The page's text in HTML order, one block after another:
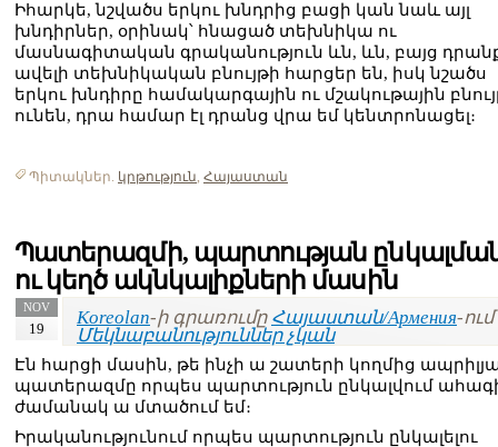
Իհարկե, նշվածս երկու խնդրից բացի կան նաև այլ
խնդիրներ, օրինակ՝ հնացած տեխնիկա ու
մասնագիտական գրականություն ևն, ևն, բայց
ավելի տեխնիկական բնույթի հարցեր են, իսկ նշածս
երկու խնդիրը համակարգային ու մշակութային
ունեն, դրա համար էլ դրանց վրա եմ կենտրոնացել։
Պիտակներ. կրթություն Հայաստան
Պատերազմի, պարտության
ու կեղծ ակնկալիքների մասին
NOV
19
Koreolan-ի գրառումը Հայաստան/Армения-ում
Մեկնաբանություններ չկան
Էն հարցի մասին, թե ինչի ա շատերի կողմից
պատերազմը որպես պարտություն ընկալվում
ժամանակ ա մտածում եմ։
Իրականությունում որպես պարտություն ընկալելու